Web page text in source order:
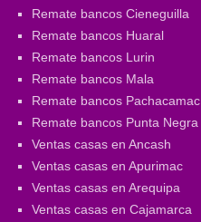
Remate bancos Cieneguilla
Remate bancos Huaral
Remate bancos Lurin
Remate bancos Mala
Remate bancos Pachacamac
Remate bancos Punta Negra
Ventas casas en Ancash
Ventas casas en Apurimac
Ventas casas en Arequipa
Ventas casas en Cajamarca